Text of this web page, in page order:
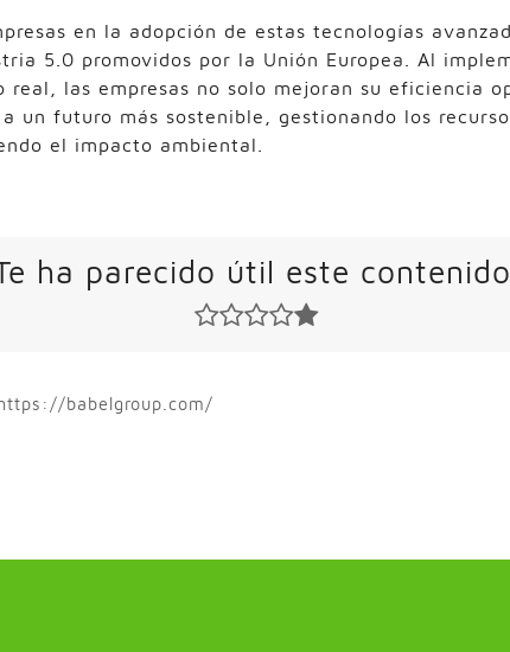
en la adopción de estas tecnologías
5.0 promovidos por la Unión Europea. Al
real, las empresas no solo mejoran su eficiencia
un futuro más sostenible, gestionando los
el impacto ambiental.
ha parecido útil este
babelgroup.com/